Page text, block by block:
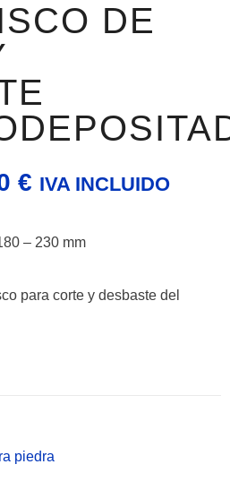
DE
€ IVA INCLUIDO
– 230 mm
para corte y desbaste del
piedra